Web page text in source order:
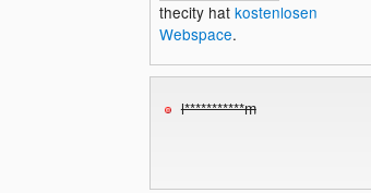
thecity hat kostenlosen
Webspace.
l***********m